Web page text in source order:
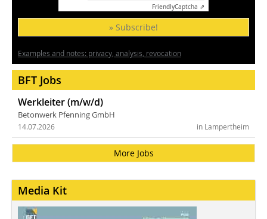
FriendlyCaptcha ⇗
» Subscribe!
Examples and notes: privacy, analysis, revocation
BFT Jobs
Werkleiter (m/w/d)
Betonwerk Pfenning GmbH
in Lampertheim
14.07.2026
More Jobs
Media Kit